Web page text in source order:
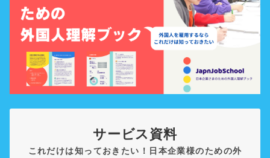
サービス資料
これだけは知っておきたい！日本企業様のための外